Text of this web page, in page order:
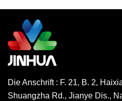
Die Anschrift : F. 21, B. 2,
Shuangzha Rd., Jianye Dis.,